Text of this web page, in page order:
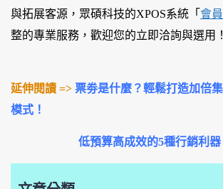
與拓展客源，眾碩科技的XPOS系統「 會
整的專業服務，歡迎您的立即洽詢與選用！
延伸閱讀 => 票劵是什麼？輕鬆打造加倍
模式！
低預算高成效的5種行銷利器